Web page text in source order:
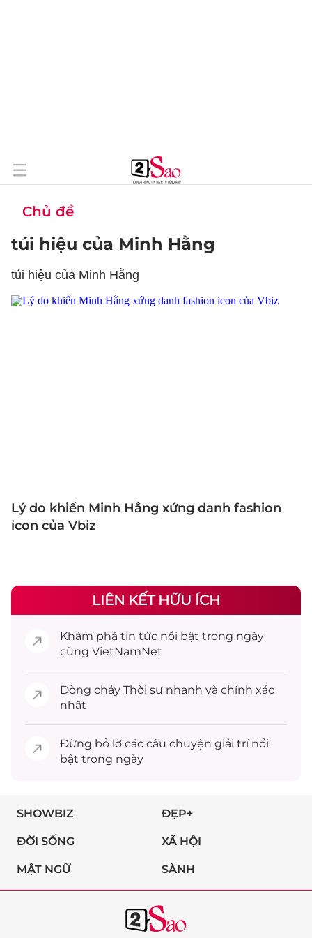
Chủ đề
túi hiệu của Minh Hằng
túi hiệu của Minh Hằng
Lý do khiến Minh Hằng xứng danh fashion
icon của Vbiz
LIÊN KẾT HỮU ÍCH
Khám phá tin tức nổi bật trong ngày
cùng VietNamNet
Dòng chảy Thời sự nhanh và chính xác
nhất
Đừng bỏ lỡ các câu chuyện giải trínổi
bật trong ngày
SHOWBIZ ĐẸP+
ĐỜI SỐNG XÃ HỘI
MẬT NGỮ SÀNH